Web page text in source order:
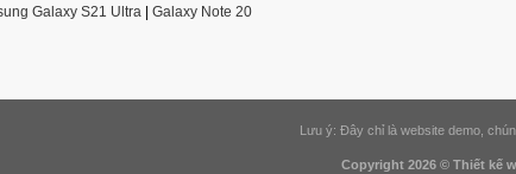
Galaxy S21 Ultra | Galaxy Note 20
Lưu ý: Đây chỉ là website demo,
Copyright 2026 © Thiết kế